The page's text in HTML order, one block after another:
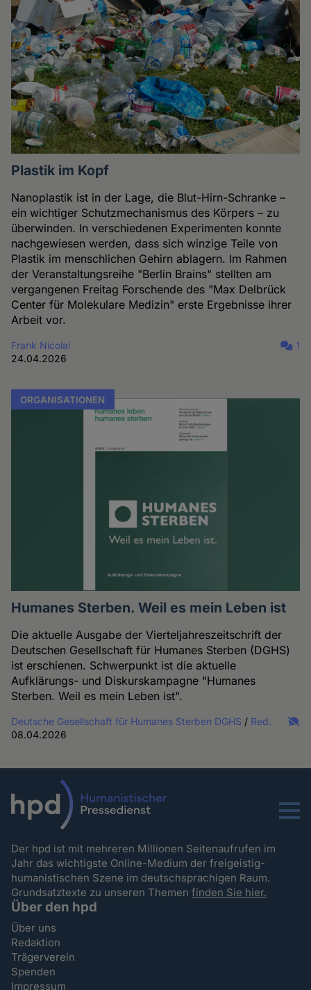
Plastik im Kopf
Nanoplastik ist in der Lage, die Blut-Hirn-Schranke –
ein wichtiger Schutzmechanismus des Körpers – zu
überwinden. In verschiedenen Experimenten konnte
nachgewiesen werden, dass sich winzige Teile von
Plastik im menschlichen Gehirn ablagern. Im Rahmen
der Veranstaltungsreihe "Berlin Brains" stellten am
vergangenen Freitag Forschende des "Max Delbrück
Center für Molekulare Medizin" erste Ergebnisse ihrer
Arbeit vor.
Frank Nicolai
24.04.2026
1
ORGANISATIONEN
Humanes Sterben. Weil es mein Leben ist
Die aktuelle Ausgabe der Vierteljahreszeitschrift der
Deutschen Gesellschaft für Humanes Sterben (DGHS)
ist erschienen. Schwerpunkt ist die aktuelle
Aufklärungs- und Diskurskampagne "Humanes
Sterben. Weil es mein Leben ist".
Deutsche Gesellschaft für Humanes Sterben DGHS / Red.
08.04.2026
Menu
Der hpd ist mit mehreren Millionen Seitenaufrufen im
Jahr das wichtigste Online-Medium der freigeistig-
humanistischen Szene im deutschsprachigen Raum.
Grundsatztexte zu unseren Themenfinden Sie hier.
Über den hpd
Über uns
Redaktion
Trägerverein
Spenden
Impressum